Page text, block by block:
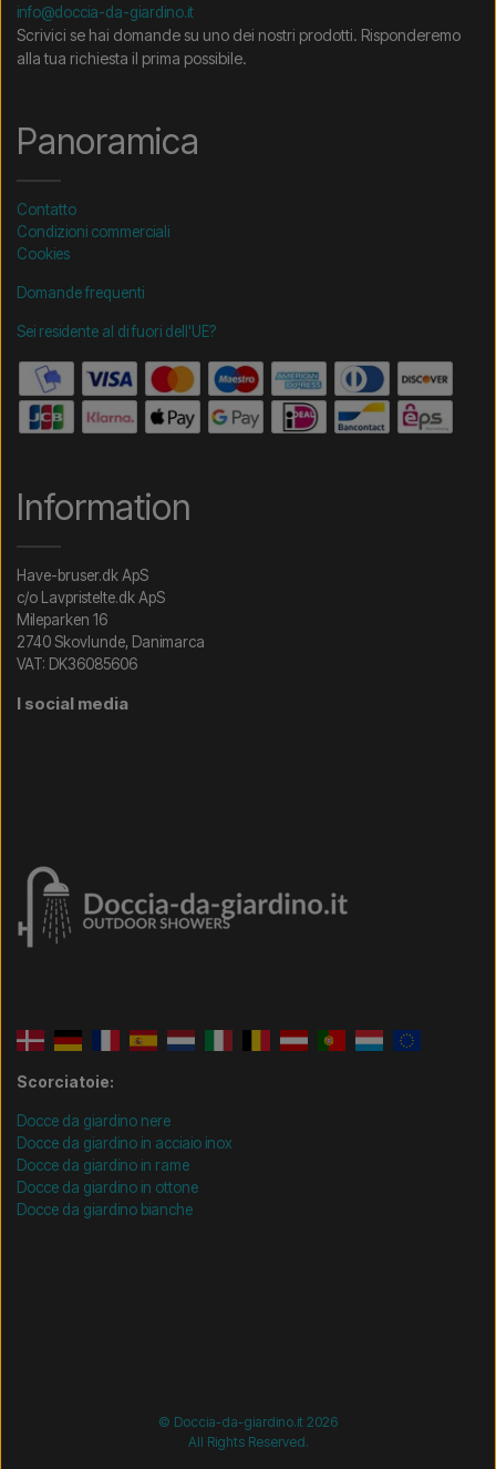
info@doccia-da-giardino.it
Scrivici se hai domande su uno dei nostri prodotti. Risponderemo
alla tua richiesta il prima possibile.
Panoramica
Contatto
Condizioni commerciali
Cookies
Domande frequenti
Sei residente al di fuori dell'UE?
Information
Have-bruser.dk ApS
c/o Lavpristelte.dk ApS
Mileparken 16
2740 Skovlunde, Danimarca
VAT: DK36085606
I social media
Scorciatoie:
Docce da giardino nere
Docce da giardino in acciaio inox
Docce da giardino in rame
Docce da giardino in ottone
Docce da giardino bianche
© Doccia-da-giardino.it 2026
All Rights Reserved.